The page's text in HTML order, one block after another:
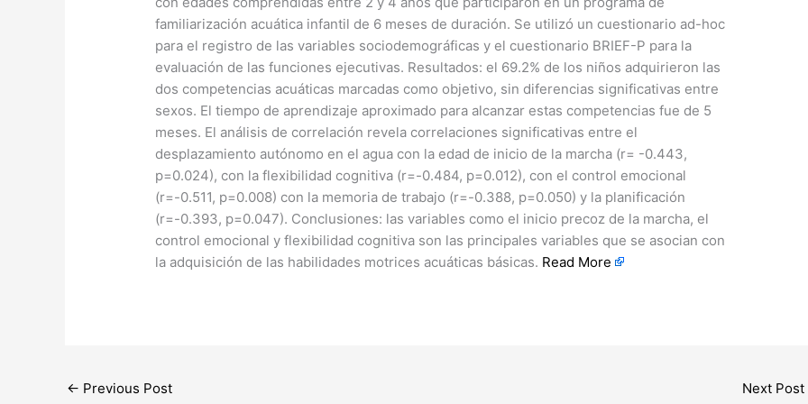
familiarización acuática infantil de 6 meses de duración. Se utilizó un cuestionario ad-hoc
para el registro de las variables sociodemográficas y el cuestionario BRIEF-P para la
evaluación de las funciones ejecutivas. Resultados: el 69.2% de los niños adquirieron las
dos competencias acuáticas marcadas como objetivo, sin diferencias significativas entre
sexos. El tiempo de aprendizaje aproximado para alcanzar estas competencias fue de 5
meses. El análisis de correlación revela correlaciones significativas entre el
desplazamiento autónomo en el agua con la edad de inicio de la marcha (r= -0.443,
p=0.024), con la flexibilidad cognitiva (r=-0.484, p=0.012), con el control emocional
(r=-0.511, p=0.008) con la memoria de trabajo (r=-0.388, p=0.050) y la planificación
(r=-0.393, p=0.047). Conclusiones: las variables como el inicio precoz de la marcha, el
control emocional y flexibilidad cognitiva son las principales variables que se asocian con
la adquisición de las habilidades motrices acuáticas básicas. Read More
← Previous Post Next Post